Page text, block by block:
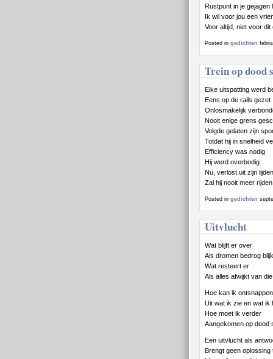
Rustpunt in je gejagen
Ik wil voor jou een
Voor altijd, niet voor dit
Posted in gedichten
Trein op dood
Elke uitspatting werd
Eens op de rails gezet
Onlosmakelijk
Nooit enige grens
Volgde gelaten zijn
Totdat hij in snelheid
Efficiency was nodig
Hij werd overbodig
Nu, verlost uit zijn lijden
Zal hij nooit meer rijden
Posted in gedichten
Uitvlucht
Wat blijft er over
Als dromen bedrog
Wat resteert er
Als alles afwijkt van die
Hoe kan ik ontsnappen
Uit wat ik zie en wat ik
Hoe moet ik verder
Aangekomen op dood
Een uitvlucht als
Brengt geen oplossing